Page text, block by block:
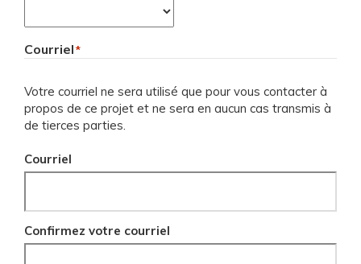
Courriel*
Votre courriel ne sera utilisé que pour vous contacter à
propos de ce projet et ne sera en aucun cas transmis à
de tierces parties.
Courriel
Confirmez votre courriel